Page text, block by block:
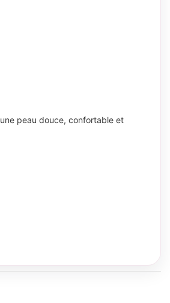
peau douce, confortable et